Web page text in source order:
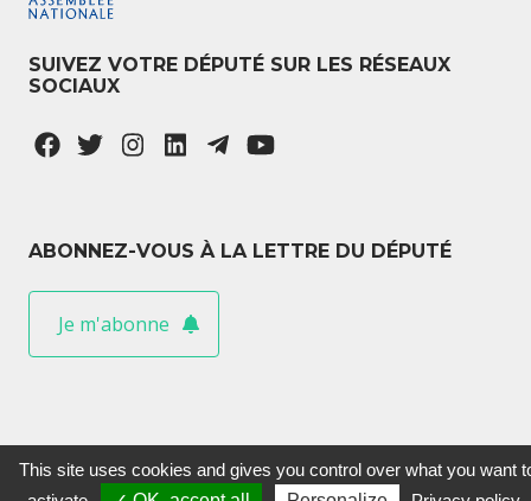
SUIVEZ VOTRE DÉPUTÉ SUR LES RÉSEAUX
SOCIAUX
ABONNEZ-VOUS À LA LETTRE DU DÉPUTÉ
Je m'abonne
This site uses cookies and gives you control over what you want